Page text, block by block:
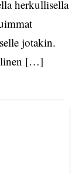
herkullisella
jotakin.
[…]